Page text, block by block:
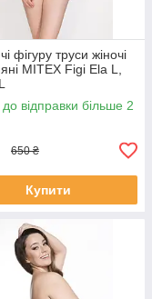
фігуру труси жіночі
MITEX Figi Ela L,
до відправки більше 2
650 ₴
Купити